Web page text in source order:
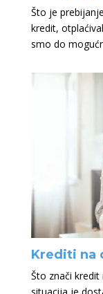
Što je
kredit,
smo do
Krediti na
Što znači